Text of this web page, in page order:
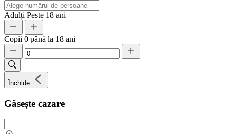
Adulți Peste 18 ani
Copii 0 până la 18 ani
Închide
Găsește cazare